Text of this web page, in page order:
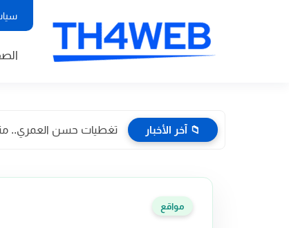
📁 آخر الأخبار تغطيات حسن العمري..
مواقع